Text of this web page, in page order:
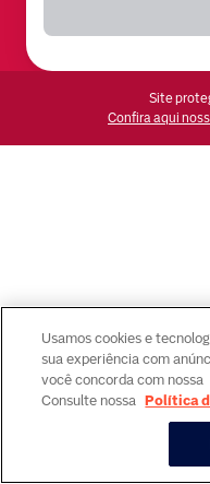
Site
Confira aqui
Usamos cookies e
sua experiência com
você concorda com nossa
Consulte nossa Política